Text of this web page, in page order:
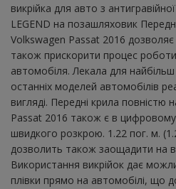
викрійка для авто з
LEGEND на позашляховик
Volkswagen Passat 2016
також прискорити процес
автомобіля. Лекала для
останніх моделей автомобілів
вигляді. Передні крила повністю
Passat 2016 також є в
швидкого розкрою. 1.22 пог. м.
дозволить також заощадити на
Використання викрійок дає
плівки прямо на автомобілі, що